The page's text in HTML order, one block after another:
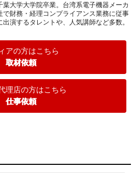
葉大学大学院卒業。台湾系電子機器メーカ
で財務・経理コンプライアンス業務に従事
演するタレントや、人気講師など多数。
アの方はこちら
取材依頼
理店の方はこちら
仕事依頼